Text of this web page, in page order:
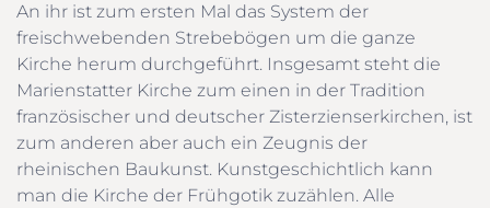
An ihr ist zum ersten Mal das System der
freischwebenden Strebebögen um die ganze
Kirche herum durchgeführt. Insgesamt steht die
Marienstatter Kirche zum einen in der Tradition
französischer und deutscher Zisterzienserkirchen, ist
zum anderen aber auch ein Zeugnis der
rheinischen Baukunst. Kunstgeschichtlich kann
man die Kirche der Frühgotik zuzählen. Alle